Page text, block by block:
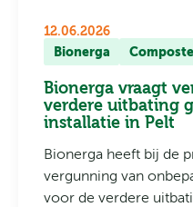
12.06.2026
Bionerga
Bionerga vraagt
verdere uitbating
installatie in Pelt
Bionerga heeft bij de
vergunning van
voor de verdere